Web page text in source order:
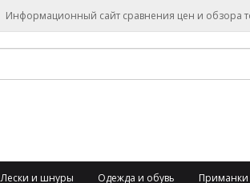
Информационный сайт сравнения цен и обзора
Лески и шнуры Одежда и обувь Приманки